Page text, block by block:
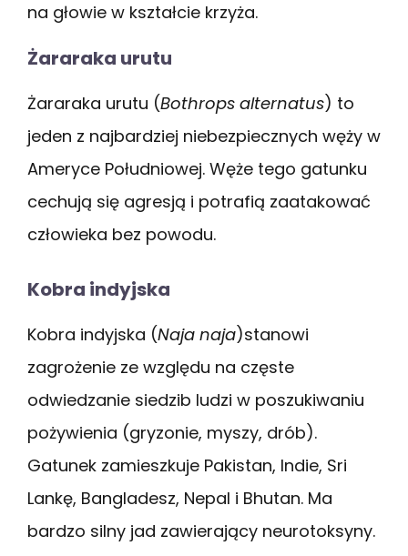
na głowie w kształcie krzyża.
Żararaka urutu
Żararaka urutu (Bothrops alternatus) to
jeden z najbardziej niebezpiecznych węży w
Ameryce Południowej. Węże tego gatunku
cechują się agresją i potrafią zaatakować
człowieka bez powodu.
Kobra indyjska
Kobra indyjska (Naja naja)stanowi
zagrożenie ze względu na częste
odwiedzanie siedzib ludzi w poszukiwaniu
pożywienia (gryzonie, myszy, drób).
Gatunek zamieszkuje Pakistan, Indie, Sri
Lankę, Bangladesz, Nepal i Bhutan. Ma
bardzo silny jad zawierający neurotoksyny.